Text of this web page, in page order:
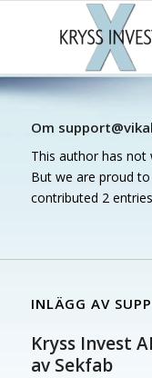
Om
This author has not
But we are proud
contributed 2
INLÄGG AV
Kryss Invest
av Sekfab